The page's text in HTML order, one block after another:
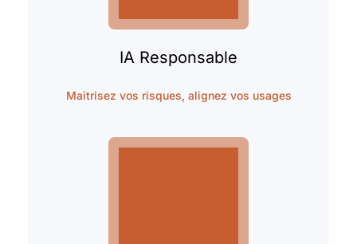
IA Responsable
Maitrisez vos risques, alignez vos usages